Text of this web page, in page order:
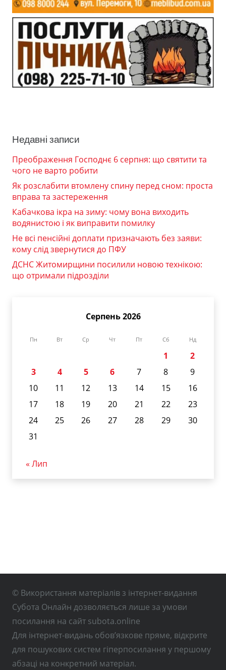
Недавні записи
Преображення Господнє 6 серпня: що святити та
чого не варто робити
Як розслабити втомлену спину перед сном: проста
вправа та застереження
Кабачкова ікра на зиму: чому вона виходить
водянистою і як виправити помилку
Не всі пенсійні доплати призначають без заяви:
кому слід звернутися до ПФУ
ДСНС Житомирщини посилили новою технікою:
що отримали підрозділи
Серпень 2026
Пн Вт Ср Чт Пт Сб Нд
1
2
3
4 5 6 7 8
9
10
11 12 13 14 15
16
17
18 19 20 21 22
23
24
25 26 27 28 29
30
31
« Лип
© Використання матеріалів з інтернет-видання
Субота Онлайн дозволяється лише за умови
посилання на сайт subota.online
Для інтернет-видань обов’язкове пряме, відкрите
для пошукових систем гіперпосилання у першому
абзаці на конкретний матеріал.